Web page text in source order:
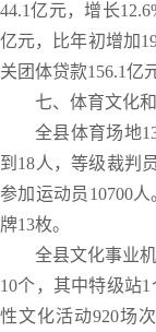
44.1亿元，增长
亿元，比年初增加
关团体贷款156.1亿
七、体育文化
全县体育场地
到18人，等级裁判
参加运动员10700
牌13枚。
全县文化事业
10个，其中特级站
性文化活动920场